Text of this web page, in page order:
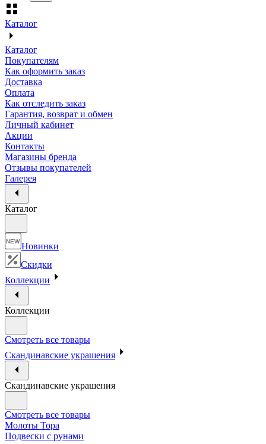
Каталог
Каталог
Покупателям
Как оформить заказ
Доставка
Оплата
Как отследить заказ
Гарантия, возврат и обмен
Личный кабинет
Акции
Контакты
Магазины бренда
Отзывы покупателей
Галерея
Каталог
NEW Новинки
Скидки
Коллекции
Коллекции
Смотреть все товары
Скандинавские украшения
Скандинавские украшения
Смотреть все товары
Молоты Тора
Подвески с рунами